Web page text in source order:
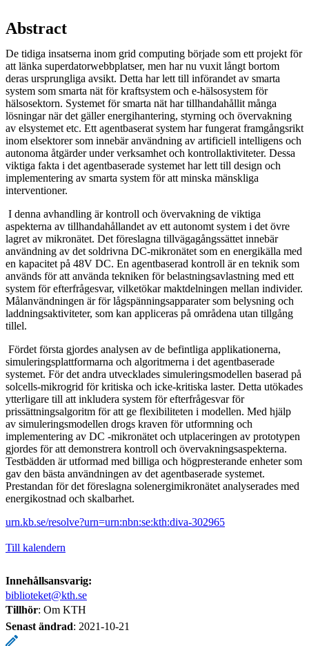
Abstract
De tidiga insatserna inom grid computing började som ett projekt för
att länka superdatorwebbplatser, men har nu vuxit långt bortom
deras ursprungliga avsikt. Detta har lett till införandet av smarta
system som smarta nät för kraftsystem och e-hälsosystem för
hälsosektorn. Systemet för smarta nät har tillhandahållit många
lösningar när det gäller energihantering, styrning och övervakning
av elsystemet etc. Ett agentbaserat system har fungerat framgångsrikt
inom elsektorer som innebär användning av artificiell intelligens och
autonoma åtgärder under verksamhet och kontrollaktiviteter. Dessa
viktiga fakta i det agentbaserade systemet har lett till design och
implementering av smarta system för att minska mänskliga
interventioner.
I denna avhandling är kontroll och övervakning de viktiga
aspekterna av tillhandahållandet av ett autonomt system i det övre
lagret av mikronätet. Det föreslagna tillvägagångssättet innebär
användning av det soldrivna DC-mikronätet som en energikälla med
en kapacitet på 48V DC. En agentbaserad kontroll är en teknik som
används för att använda tekniken för belastningsavlastning med ett
system för efterfrågesvar, vilketökar maktdelningen mellan individer.
Målanvändningen är för lågspänningsapparater som belysning och
laddningsaktiviteter, som kan appliceras på områdena utan tillgång
tillel.
Fördet första gjordes analysen av de befintliga applikationerna,
simuleringsplattformarna och algoritmerna i det agentbaserade
systemet. För det andra utvecklades simuleringsmodellen baserad på
solcells-mikrogrid för kritiska och icke-kritiska laster. Detta utökades
ytterligare till att inkludera system för efterfrågesvar för
prissättningsalgoritm för att ge flexibiliteten i modellen. Med hjälp
av simuleringsmodellen drogs kraven för utformning och
implementering av DC -mikronätet och utplaceringen av prototypen
gjordes för att demonstrera kontroll och övervakningsaspekterna.
Testbädden är utformad med billiga och högpresterande enheter som
gav den bästa användningen av det agentbaserade systemet.
Prestandan för det föreslagna solenergimikronätet analyserades med
energikostnad och skalbarhet.
urn.kb.se/resolve?urn=urn:nbn:se:kth:diva-302965
Till kalendern
Innehållsansvarig:
biblioteket@kth.se
Tillhör: Om KTH
Senast ändrad: 2021-10-21